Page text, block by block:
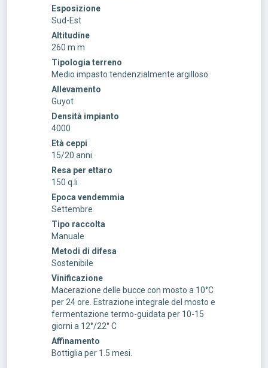
Esposizione
Sud-Est
Altitudine
260 m m
Tipologia terreno
Medio impasto tendenzialmente argilloso
Allevamento
Guyot
Densità impianto
4000
Età ceppi
15/20 anni
Resa per ettaro
150 q.li
Epoca vendemmia
Settembre
Tipo raccolta
Manuale
Metodi di difesa
Sostenibile
Vinificazione
Macerazione delle bucce con mosto a 10°C
per 24 ore. Estrazione integrale del mosto e
fermentazione termo-guidata per 10-15
giorni a 12°/22° C
Affinamento
Bottiglia per 1.5 mesi.